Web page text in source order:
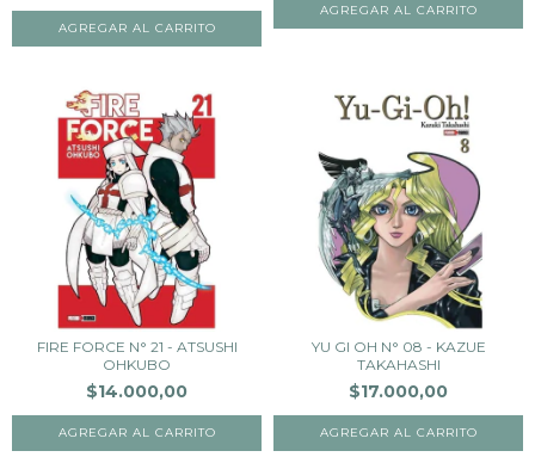
FIRE FORCE N° 21 - ATSUSHI
OHKUBO
$14.000,00
YU GI OH N° 08 - KAZUE
TAKAHASHI
$17.000,00